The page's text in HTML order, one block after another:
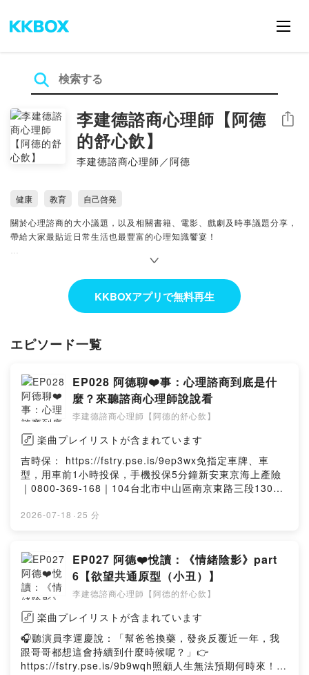
李建德諮商心理師【阿德
的舒心飲】
李建德諮商心理師／阿德
シェア
健康 教育
自己啓発
關於心理諮商的大小議題，以及相關書籍、電影、戲劇及時事議題分享，
帶給大家最貼近日常生活也最豐富的心理知識饗宴！
KKBOXアプリで無料再生
エピソード一覧
EP028 阿德聊❤️事：心理諮商到底是什
麼？來聽諮商心理師說說看
李建德諮商心理師【阿德的舒心飲】
楽曲プレイリストが含まれています
吉時保： https://fstry.pse.is/9ep3wx免指定車牌、車
型，用車前1小時投保，手機投保5分鐘新安東京海上產險
｜0800-369-168｜104台北市中山區南京東路三段130號
為頻道開闢的新單元「阿德聊❤️事」。節目當中，李建德
己部分的成長過程、對人生的看法以及在心理諮商領域的
經驗，阿德也會說明心理諮商的各種不同形式類型，包括
個別心理諮商、伴侶或家庭諮商以及團體心理諮商，讓聽
眾能夠了解各種諮商形式的特點與適用情境。此外，阿德
也針對不同年齡層去分析可能遭遇到的心理需求與相關議
題，包括兒童、青少年、大學生、成年人、中年族群與年
長族群均會提及，並將心理諮商當中常見的主題，涵蓋了
情緒、壓力及人際關係等，在節目中進行深入淺出的系統
性說明。透過這些淺顯易懂的分析與闡述，不只期待讓社
2026-07-18 · 25 分
EP027 阿德❤️悅讀：《情緒陰影》part
6【欲望共通原型（小丑）】
李建德諮商心理師【阿德的舒心飲】
楽曲プレイリストが含まれています
🎧聽演員李運慶說：「幫爸爸換藥，發炎反覆近一年，我
跟哥哥都想這會持續到什麼時候呢？」👉
https://fstry.pse.is/9b9wqh照顧人生無法預期何時來！